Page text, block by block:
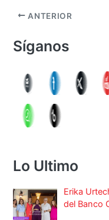
ANTERIOR
Síganos
Lo Ultimo
Erika
del Banco